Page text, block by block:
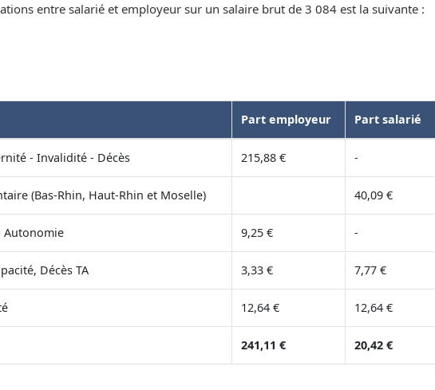
entre salarié et employeur sur un salaire brut de 3 084 est la suivante :
Part employeur Part salarié
- Invalidité - Décès 215,88 € -
(Bas-Rhin, Haut-Rhin et Moselle) 40,09 €
Autonomie 9,25 € -
Décès TA 3,33 € 7,77 €
12,64 € 12,64 €
241,11 € 20,42 €